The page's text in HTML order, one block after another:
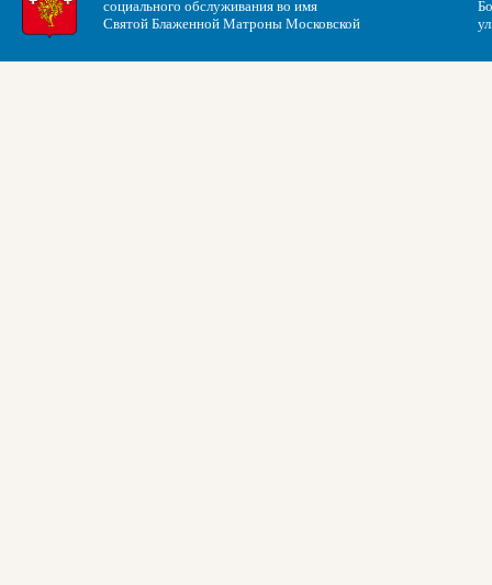
социального обслуживания во имя
Святой Блаженной Матроны Московской